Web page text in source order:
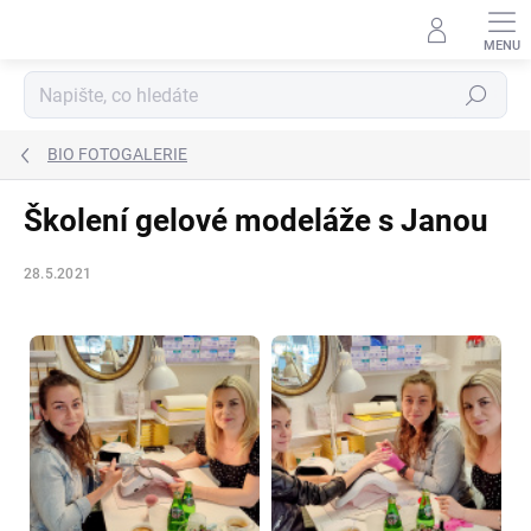
Hledat
BIO FOTOGALERIE
Školení gelové modeláže s Janou
28.5.2021